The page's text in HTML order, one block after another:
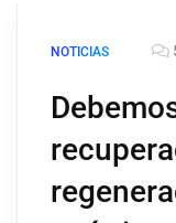
NOTICIAS